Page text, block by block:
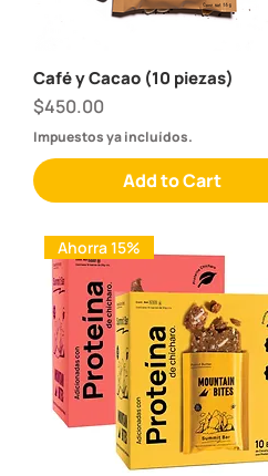
Café y Cacao (10 piezas)
Price
$450.00
Impuestos ya incluídos.
Add to Cart
Ahorra 15%